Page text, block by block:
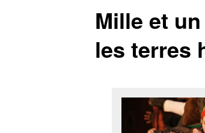
Mille et
les terres